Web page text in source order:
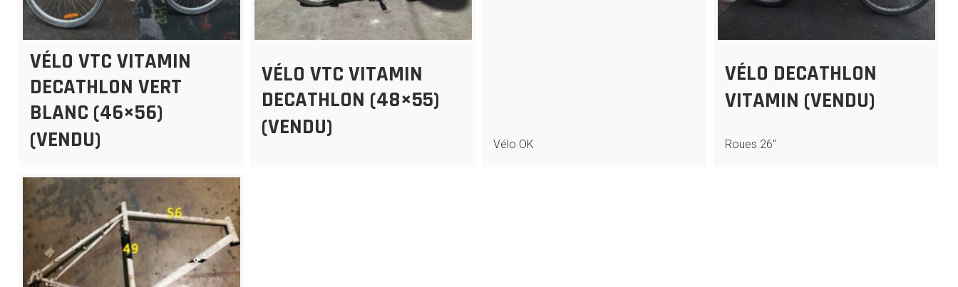
VÉLO VTC VITAMIN
DECATHLON VERT
BLANC (46×56)
(VENDU)
VÉLO VTC VITAMIN
DECATHLON (48×55)
(VENDU)
Vélo OK
VÉLO DECATHLON
VITAMIN (VENDU)
Roues 26″